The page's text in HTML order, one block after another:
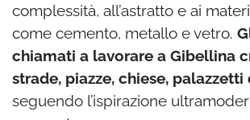
complessità, all’astratto e ai
come cemento, metallo e vetro.
chiamati a lavorare a Gibellina
strade, piazze, chiese,
seguendo l’ispirazione